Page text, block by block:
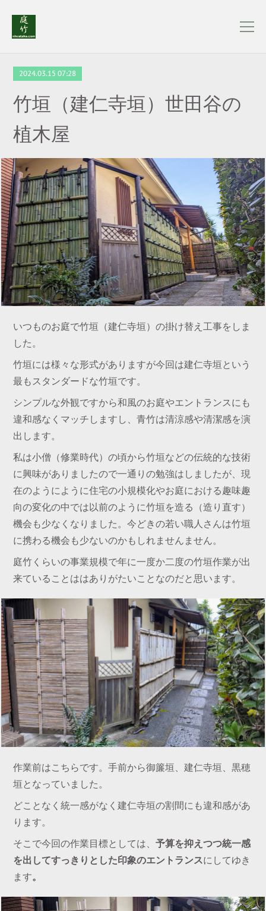
2024.03.15 07:28
竹垣（建仁寺垣）世田谷の
植木屋
いつものお庭で竹垣（建仁寺垣）の掛け替え工事をしま
した。
竹垣には様々な形式がありますが今回は建仁寺垣という
最もスタンダードな竹垣です。
シンプルな外観ですから和風のお庭やエントランスにも
違和感なくマッチしますし、青竹は清涼感や清潔感を演
出します。
私は小僧（修業時代）の頃から竹垣などの伝統的な技術
に興味がありましたので一通りの勉強はしましたが、現
在のようにように住宅の小規模化やお庭における趣味趣
向の変化の中では以前のように竹垣を造る（造り直す）
機会も少なくなりました。今どきの若い職人さんは竹垣
に携わる機会も少ないのかもしれませんません。
庭竹くらいの事業規模で年に一度か二度の竹垣作業が出
来ていることははありがたいことなのだと思います。
作業前はこちらです。手前から御簾垣、建仁寺垣、黒穂
垣となっていました。
どことなく統一感がなく建仁寺垣の割間にも違和感があ
ります。
そこで今回の作業目標としては、予算を抑えつつ統一感
を出してすっきりとした印象のエントランスにしてゆき
ます。